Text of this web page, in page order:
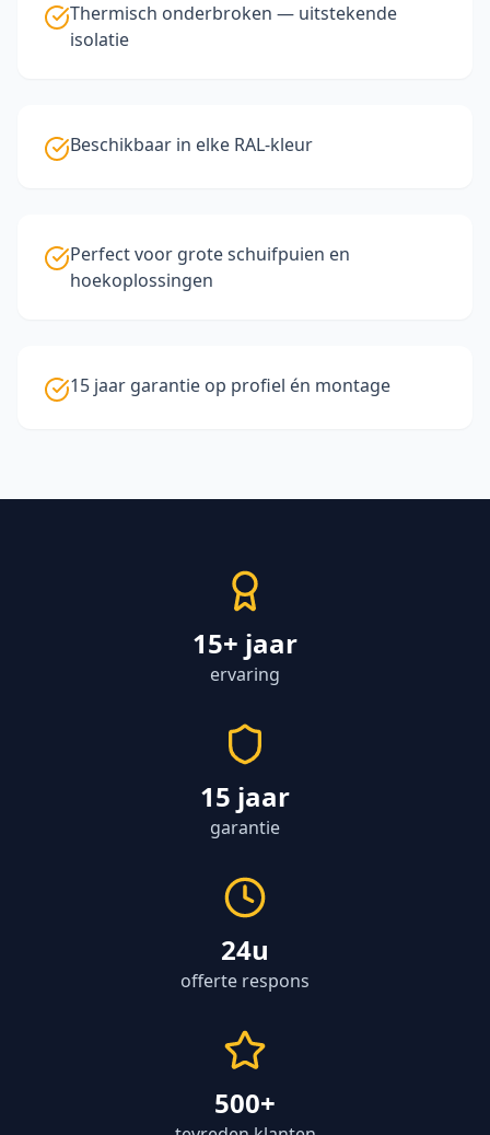
Thermisch onderbroken — uitstekende
isolatie
Beschikbaar in elke RAL-kleur
Perfect voor grote schuifpuien en
hoekoplossingen
15 jaar garantie op profiel én montage
15+ jaar
ervaring
15 jaar
garantie
24u
offerte respons
500+